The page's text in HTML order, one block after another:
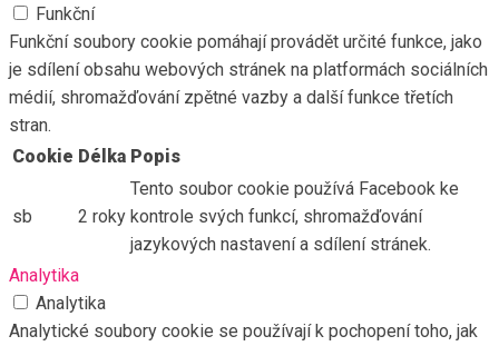
Funkční
Funkční soubory cookie pomáhají provádět určité funkce, jako
je sdílení obsahu webových stránek na platformách sociálních
médií, shromažďování zpětné vazby a další funkce třetích
stran.
Cookie Délka Popis
sb 2 roky
Tento soubor cookie používá Facebook ke
kontrole svých funkcí, shromažďování
jazykových nastavení a sdílení stránek.
Analytika
Analytika
Analytické soubory cookie se používají k pochopení toho, jak